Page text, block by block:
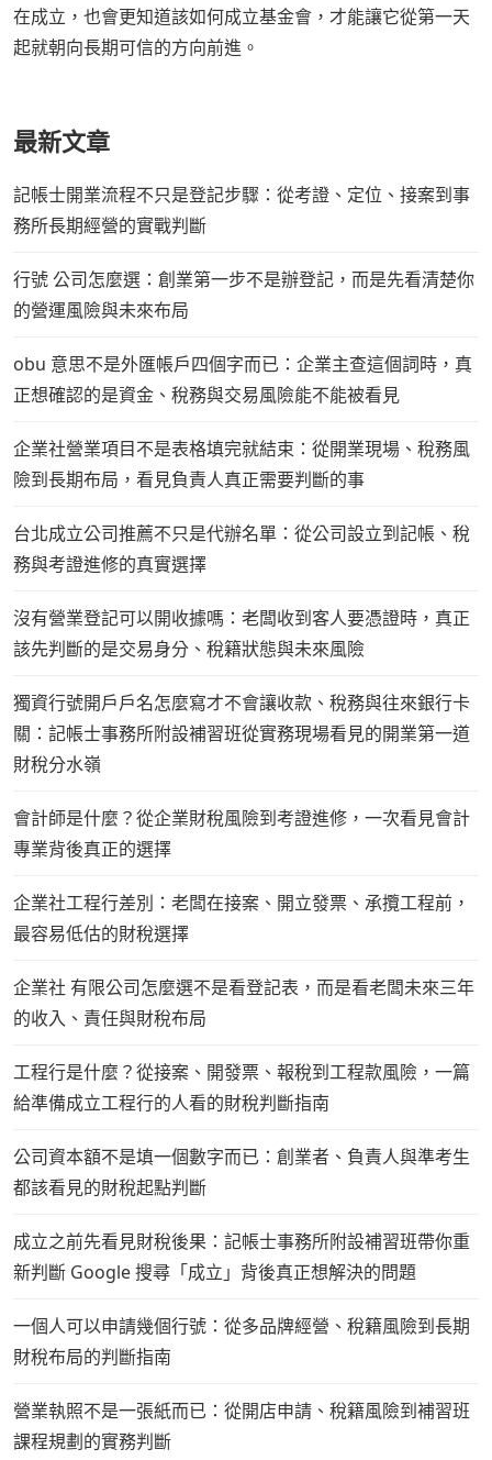
在成立，也會更知道該如何成立基金會，才能讓它從第一天
起就朝向長期可信的方向前進。
最新文章
記帳士開業流程不只是登記步驟：從考證、定位、接案到事
務所長期經營的實戰判斷
行號 公司怎麼選：創業第一步不是辦登記，而是先看清楚你
的營運風險與未來布局
obu 意思不是外匯帳戶四個字而已：企業主查這個詞時，真
正想確認的是資金、稅務與交易風險能不能被看見
企業社營業項目不是表格填完就結束：從開業現場、稅務風
險到長期布局，看見負責人真正需要判斷的事
台北成立公司推薦不只是代辦名單：從公司設立到記帳、稅
務與考證進修的真實選擇
沒有營業登記可以開收據嗎：老闆收到客人要憑證時，真正
該先判斷的是交易身分、稅籍狀態與未來風險
獨資行號開戶戶名怎麼寫才不會讓收款、稅務與往來銀行卡
關：記帳士事務所附設補習班從實務現場看見的開業第一道
財稅分水嶺
會計師是什麼？從企業財稅風險到考證進修，一次看見會計
專業背後真正的選擇
企業社工程行差別：老闆在接案、開立發票、承攬工程前，
最容易低估的財稅選擇
企業社 有限公司怎麼選不是看登記表，而是看老闆未來三年
的收入、責任與財稅布局
工程行是什麼？從接案、開發票、報稅到工程款風險，一篇
給準備成立工程行的人看的財稅判斷指南
公司資本額不是填一個數字而已：創業者、負責人與準考生
都該看見的財稅起點判斷
成立之前先看見財稅後果：記帳士事務所附設補習班帶你重
新判斷 Google 搜尋「成立」背後真正想解決的問題
一個人可以申請幾個行號：從多品牌經營、稅籍風險到長期
財稅布局的判斷指南
營業執照不是一張紙而已：從開店申請、稅籍風險到補習班
課程規劃的實務判斷